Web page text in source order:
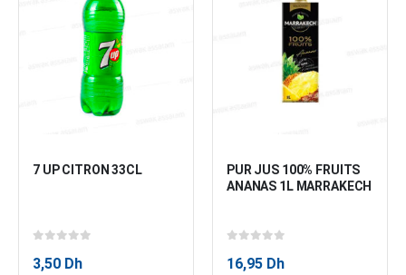
7 UP CITRON 33CL
3,50 Dh
PUR JUS 100% FRUITS
ANANAS 1L MARRAKECH
16,95 Dh